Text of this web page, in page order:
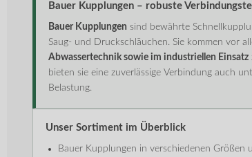
Bauer Kupplungen – robuste
Bauer Kupplungen sind bewährte
Saug- und Druckschläuchen. Sie kommen vor
Abwassertechnik sowie im industriellen Einsatz
bieten sie eine zuverlässige Verbindung auch
Belastung.
Unser Sortiment im Überblick
Bauer Kupplungen in verschiedenen Größen